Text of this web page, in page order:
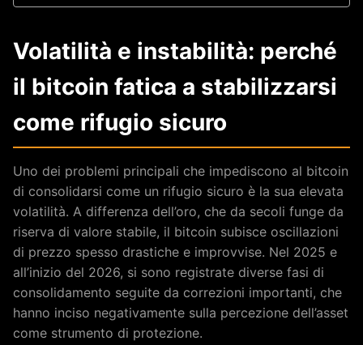
Volatilità e instabilità: perché
il bitcoin fatica a stabilizzarsi
come rifugio sicuro
Uno dei problemi principali che impediscono al bitcoin
di consolidarsi come un rifugio sicuro è la sua elevata
volatilità. A differenza dell’oro, che da secoli funge da
riserva di valore stabile, il bitcoin subisce oscillazioni
di prezzo spesso drastiche e improvvise. Nel 2025 e
all’inizio del 2026, si sono registrate diverse fasi di
consolidamento seguite da correzioni importanti, che
hanno inciso negativamente sulla percezione dell’asset
come strumento di protezione.